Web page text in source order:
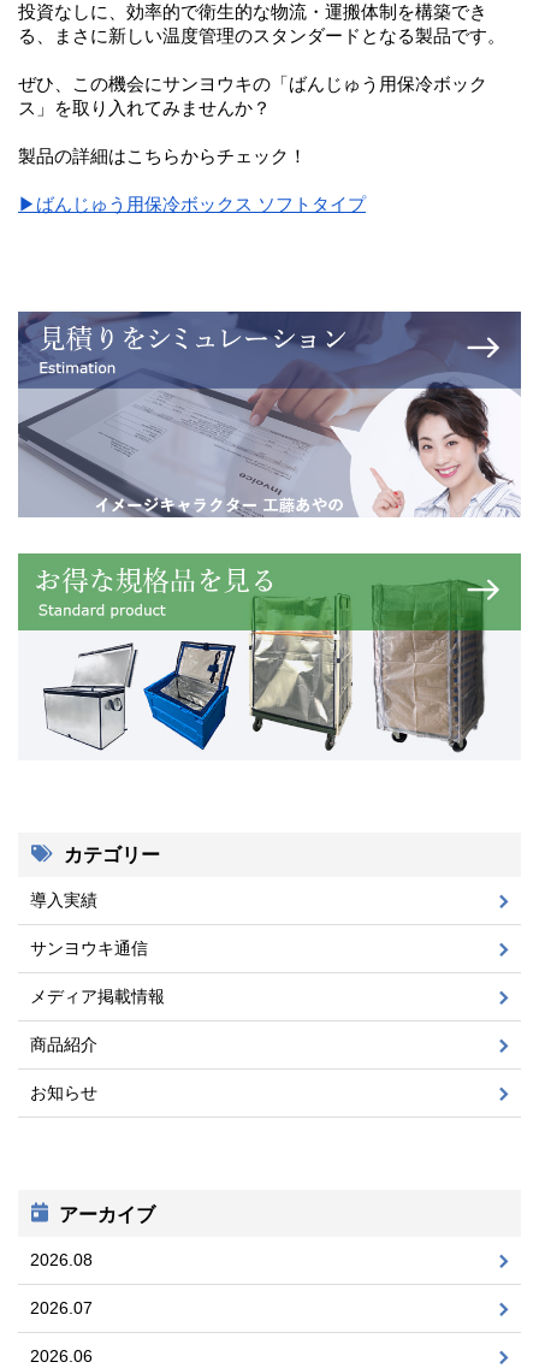
投資なしに、効率的で衛生的な物流・運搬体制を構築でき
る、まさに新しい温度管理のスタンダードとなる製品です。
ぜひ、この機会にサンヨウキの「ばんじゅう用保冷ボック
ス」を取り入れてみませんか？
製品の詳細はこちらからチェック！
▶ばんじゅう用保冷ボックス ソフトタイプ
カテゴリー
導入実績
サンヨウキ通信
メディア掲載情報
商品紹介
お知らせ
アーカイブ
2026.08
2026.07
2026.06